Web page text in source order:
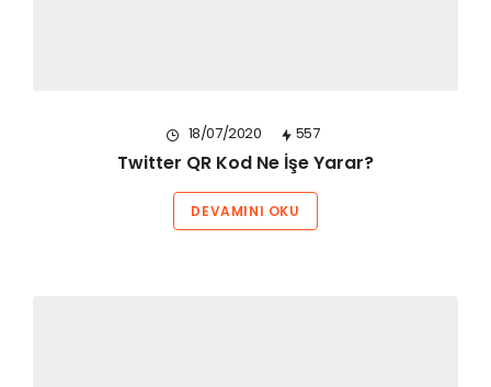
18/07/2020 557
Twitter QR Kod Ne İşe Yarar?
DEVAMINI OKU